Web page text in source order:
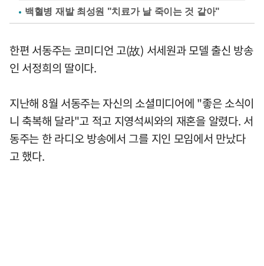
백혈병 재발 최성원 "치료가 날 죽이는 것 같아"
한편 서동주는 코미디언 고(故) 서세원과 모델 출신 방송
인 서정희의 딸이다.
지난해 8월 서동주는 자신의 소셜미디어에 "좋은 소식이
니 축복해 달라"고 적고 지영석씨와의 재혼을 알렸다. 서
동주는 한 라디오 방송에서 그를 지인 모임에서 만났다
고 했다.